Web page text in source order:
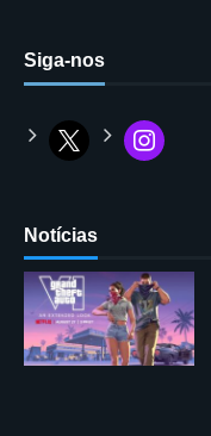
Siga-nos
Notícias